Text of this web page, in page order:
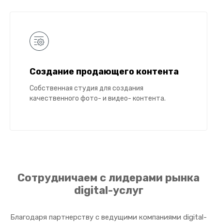
Создание продающего контента
Собственная студия для создания
качественного фото- и видео- контента.
Сотрудничаем с лидерами рынка
digital-услуг
Благодаря партнерству с ведущими компаниями digital-